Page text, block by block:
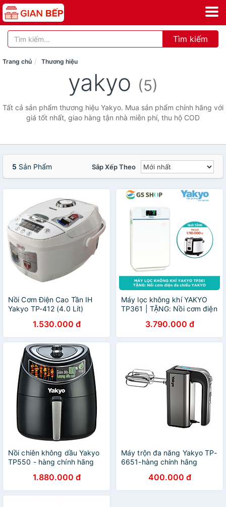
Tìm kiếm
Trang chủ Thương hiệu
yakyo (5)
Tất cả sản phẩm thương hiệu Yakyo. Mua sản phẩm chính hãng với
giá tốt nhất, giao hàng tận nhà miễn phí, thu hộ COD
5 Sản Phẩm Sắp Xếp Theo
Nồi Cơm Điện Cao Tần IH
Yakyo TP-412 (4.0 Lít)
1.530.000 đ
Máy lọc không khí YAKYO
TP361 | TẶNG: Nồi cơm điện
ngẫu nhiên)3.790.000 đ
Nồi chiên không dầu Yakyo
TP550 - hàng chính hãng
1.880.000 đ
Máy trộn đa năng Yakyo TP-
6651-hàng chính hãng
400.000 đ